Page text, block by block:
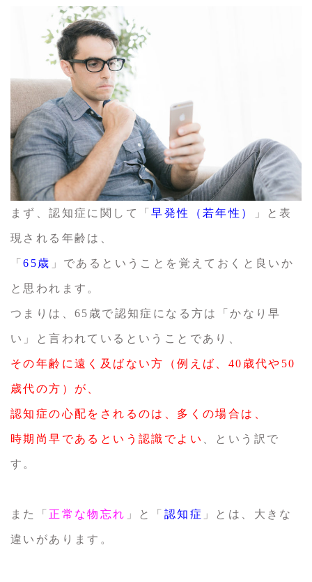
まず、認知症に関して「早発性（若年性） 」と表
現される年齢は、
「65歳 」であるということを覚えておくと良いか
と思われます。
つまりは、65歳で認知症になる方は「かなり早
い」と言われているということであり、
その年齢に遠く及ばない方（例えば、40歳代や50
歳代の方）が、
認知症の心配をされるのは、多くの場合は、
時期尚早であるという認識でよい 、という訳で
す。
また「 正常な物忘れ 」と「 認知症 」とは、大きな
違いがあります。